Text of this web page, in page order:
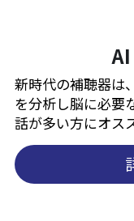
新時代の補聴器は
を分析し脳に必要
話が多い方にオス